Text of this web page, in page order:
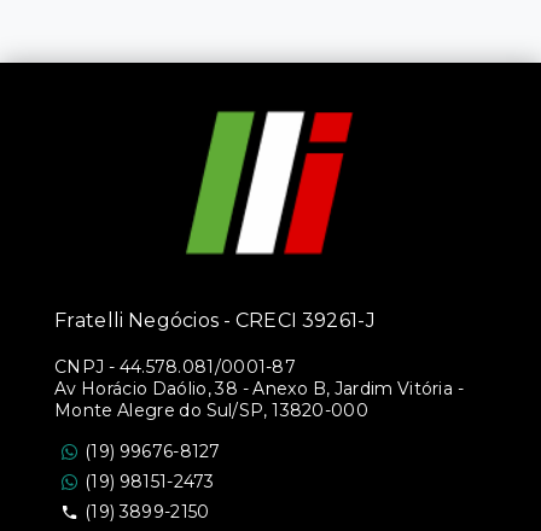
Fratelli Negócios - CRECI 39261-J
CNPJ - 44.578.081/0001-87
Av Horácio Daólio, 38 - Anexo B, Jardim Vitória -
Monte Alegre do Sul/SP, 13820-000
(19) 99676-8127
(19) 98151-2473
(19) 3899-2150